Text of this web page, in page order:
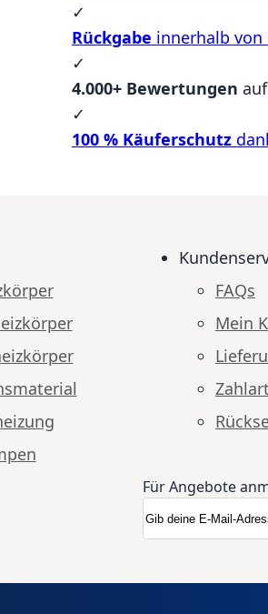
✓
Rückgabe innerhalb von
✓
4.000+ Bewertungen auf
✓
100 % Käuferschutz
FAQs
Mein
Für Angebote
Newsletter